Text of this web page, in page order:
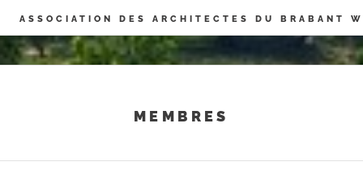
Panneau de gestion des cookies
ASSOCIATION DES ARCHITECTES DU BRABANT
MEMBRES